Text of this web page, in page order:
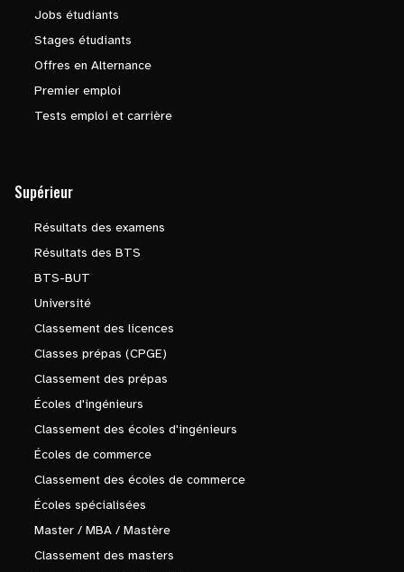
Jobs étudiants
Stages étudiants
Offres en Alternance
Premier emploi
Tests emploi et carrière
Supérieur
Résultats des examens
Résultats des BTS
BTS-BUT
Université
Classement des licences
Classes prépas (CPGE)
Classement des prépas
Écoles d'ingénieurs
Classement des écoles d'ingénieurs
Écoles de commerce
Classement des écoles de commerce
Écoles spécialisées
Master / MBA / Mastère
Classement des masters